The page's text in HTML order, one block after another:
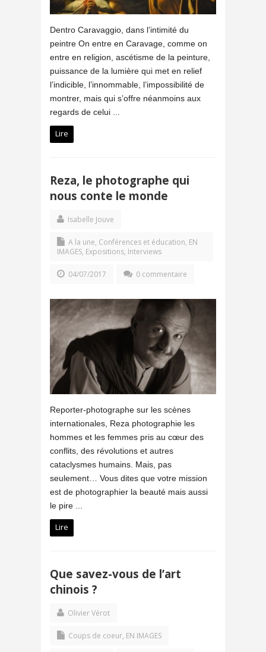
Dentro Caravaggio, dans l’intimité du
peintre On entre en Caravage, comme on
entre en religion, ascétisme de la peinture,
puissance de la lumière qui met en relief
l’indicible, l’innommable, l’impossibilité de
montrer, mais qui s’offre néanmoins aux
regards de celui ...
Lire
Reza, le photographe qui
nous conte le monde
Isabelle Jouve
A la une, Conférences et éducation, EN
IMAGES, Expositions, Interviews
04/07/2017 0 commentaire
Reporter-photographe sur les scènes
internationales, Reza photographie les
hommes et les femmes pris au cœur des
conflits, des révolutions et autres
cataclysmes humains. Mais, pas
seulement… Vous dites que votre mission
est de photographier la beauté mais aussi
le pire ...
Lire
Que savez-vous de l’art
chinois ?
Olivier Vérot
Coups de coeur, EN IMAGES